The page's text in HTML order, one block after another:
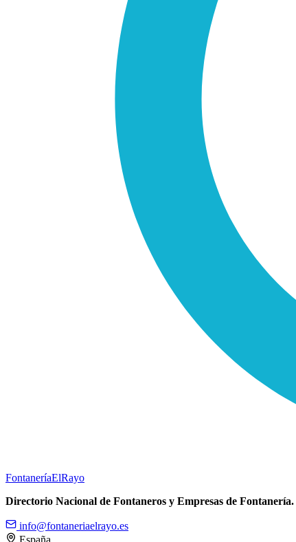
FontaneríaElRayo
Directorio Nacional de Fontaneros y Empresas de Fontanería.
info@fontaneriaelrayo.es